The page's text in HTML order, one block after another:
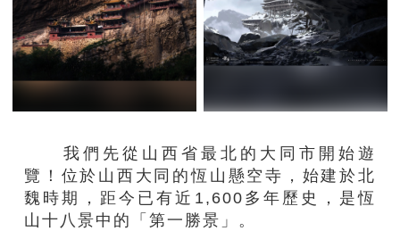
我們先從山西省最北的大同市開始遊
覽！位於山西大同的恆山懸空寺，始建於北
魏時期，距今已有近1,600多年歷史，是恆
山十八景中的「第一勝景」。